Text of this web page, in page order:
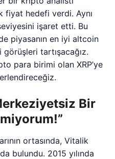
fiyat hedefi verdi. Aynı
işaret etti. Bu
piyasanın en iyi altcoin
görüşleri tartışacağız.
para birimi olan XRP’ye
Bir
ortasında, Vitalik
bulundu. 2015 yılında